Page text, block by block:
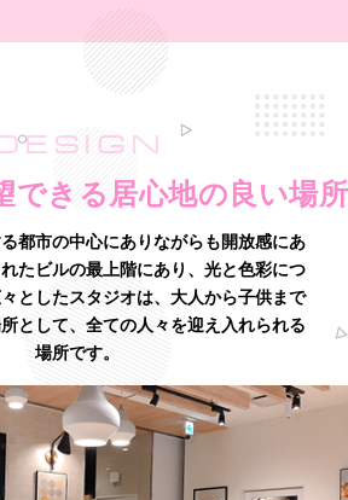
できる居心地の良い場所
都市の中心にありながらも開放感にあ
たビルの最上階にあり、 光と色彩につ
としたスタジオは、 大人から子供まで
として、全ての人々を迎え入れられる
場所です。